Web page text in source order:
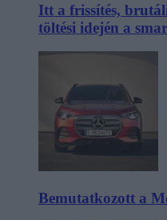
Itt a frissítés,
töltési idején a
Bemutatkozott a